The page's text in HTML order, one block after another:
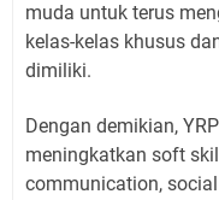
muda untuk terus
kelas-kelas khusus
dimiliki.
Dengan demikian,
meningkatkan soft
communication,